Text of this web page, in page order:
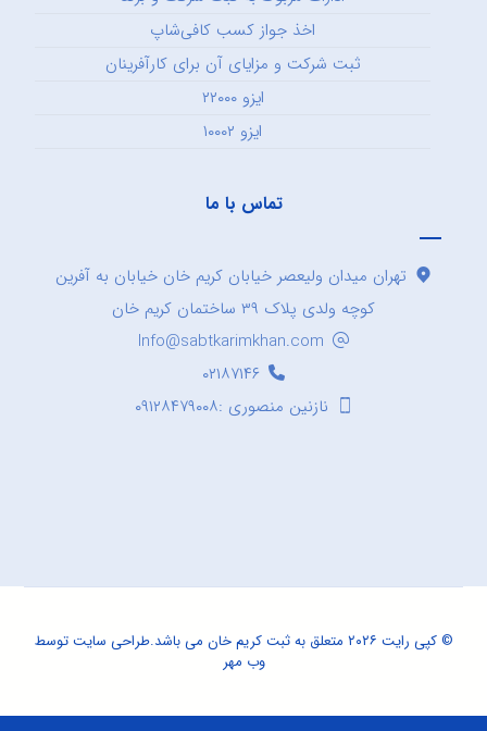
اخذ جواز کسب کافی‌شاپ
ثبت شرکت و مزایای آن برای کارآفرینان
ایزو ۲۲۰۰۰
ایزو ۱۰۰۰۲
تماس با ما
تهران میدان ولیعصر خیابان کریم خان خیابان به آفرین
کوچه ولدی پلاک ۳۹ ساختمان کریم خان
Info@sabtkarimkhan.com
۰۲۱۸۷۱۴۶
نازنین منصوری :۰۹۱۲۸۴۷۹۰۰۸
© کپی رایت ۲۰۲۶ متعلق به ثبت کریم خان می باشد. طراحی سایتتوسط
وب مهر